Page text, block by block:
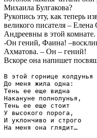
Михаила Булгакова?
Рукопись эту, как теперь
великого писателя –
Андреевны в этой комнате.
-Он гений, Фаина!
Ахматова. – Он – гений!
Вскоре она напишет
В этой горнице колдунья
До меня жила одна:
Тень ее еще видна
Накануне полнолунья,
Тень ее еще стоит
У высокого порога,
И уклончиво и строго